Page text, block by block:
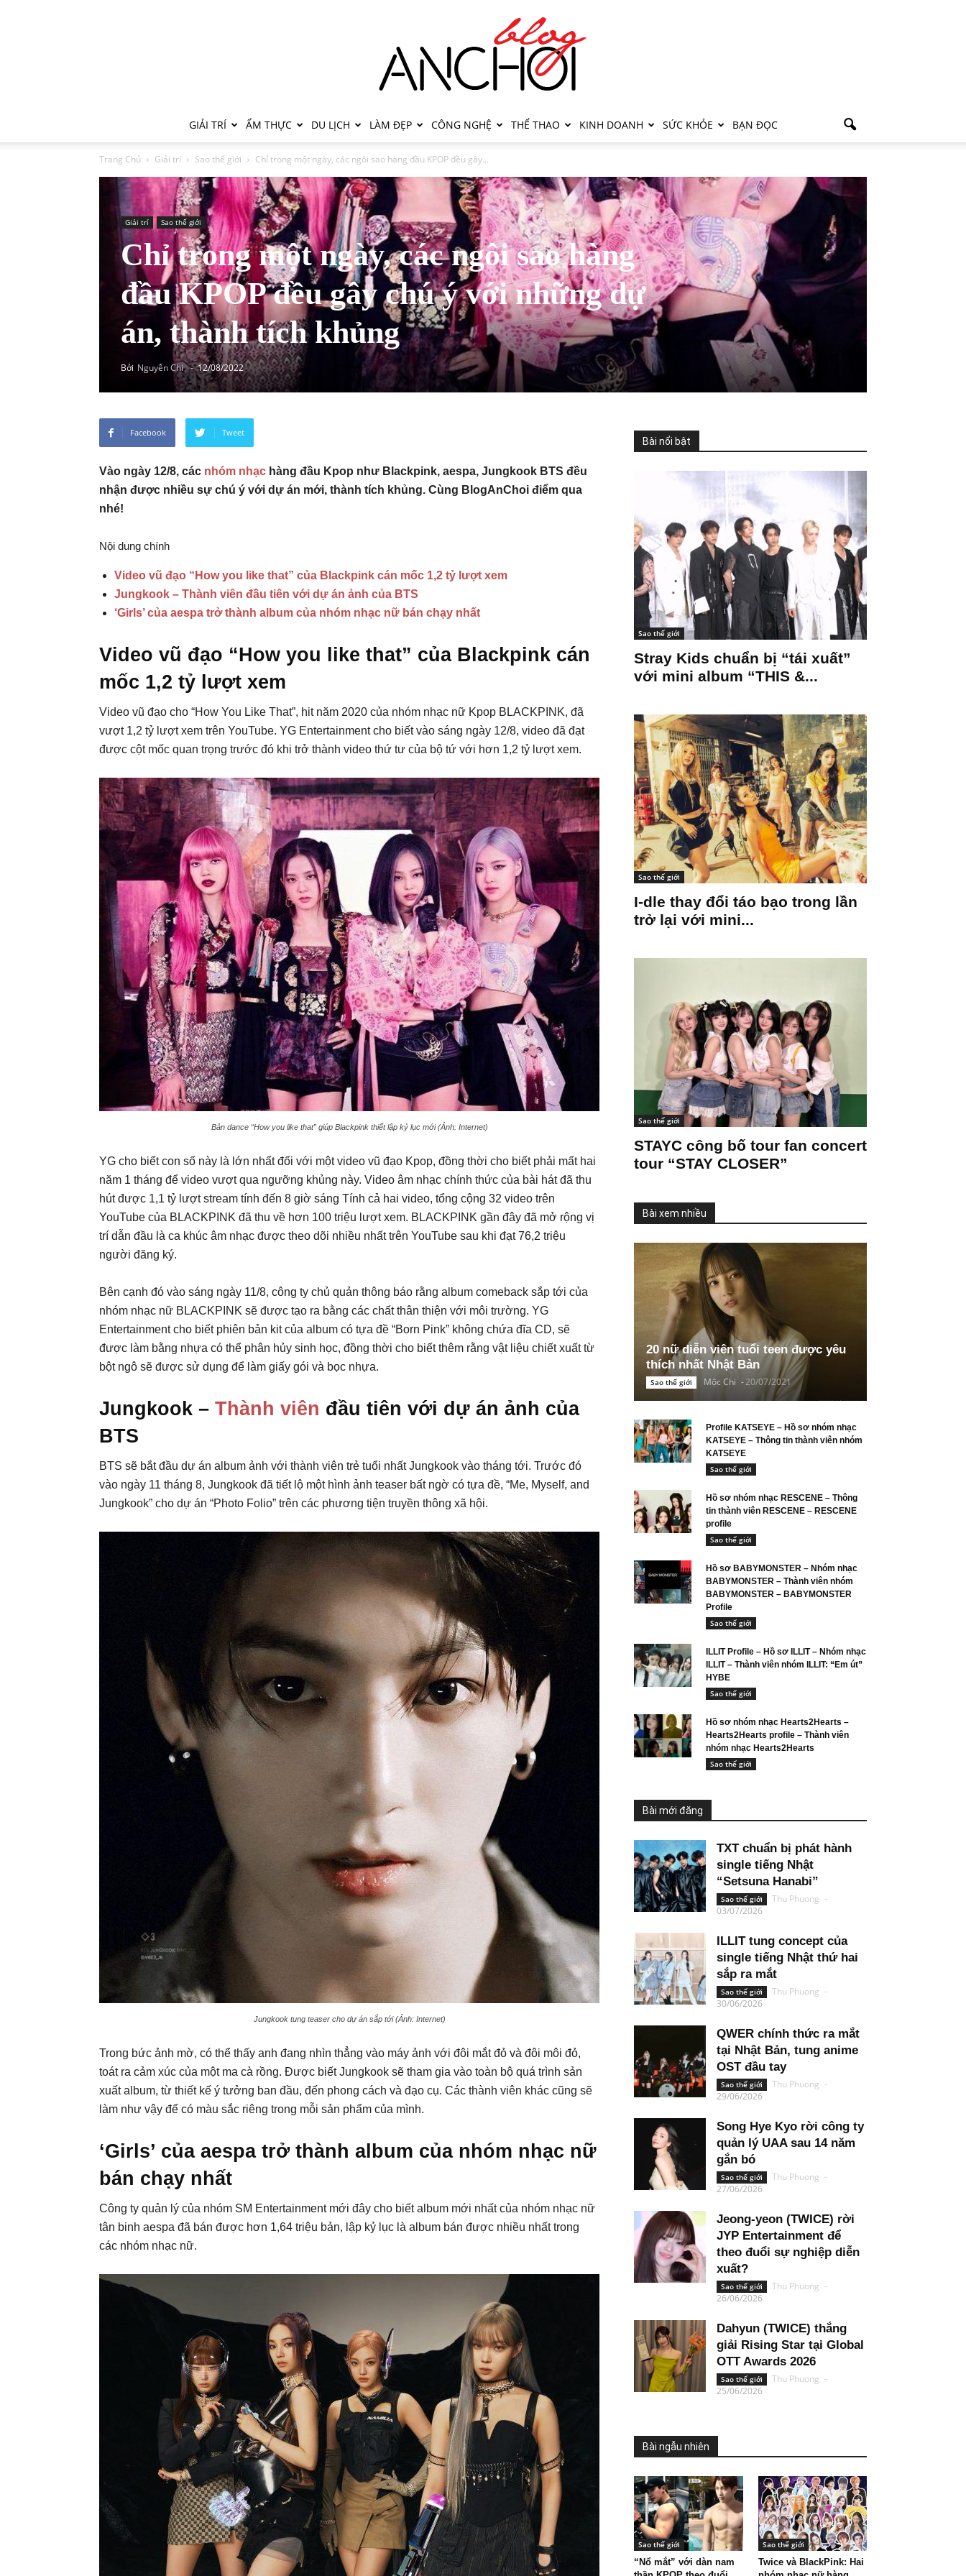
GIẢI TRÍ ẨM THỰC DU LỊCH LÀM ĐẸP CÔNG NGHỆ THỂ THAO KINH DOANH SỨC KHỎE BẠN ĐỌC
Trang Chủ Giải trí Sao thế giới Chỉ trong một ngày, các ngôi sao hàng đầu KPOP đều gây...
Giải trí Sao thế giới
Chỉ trong một ngày, các ngôi sao hàng
đầu KPOP đều gây chú ý với những dự
án, thành tích khủng
Bởi Nguyễn Chi - 12/08/2022
Facebook Tweet
Vào ngày 12/8, các nhóm nhạc hàng đầu Kpop như Blackpink, aespa, Jungkook BTS đều
nhận được nhiều sự chú ý với dự án mới, thành tích khủng. Cùng BlogAnChoi điểm qua
nhé!
Nội dung chính
Video vũ đạo “How you like that” của Blackpink cán mốc 1,2 tỷ lượt xem
Jungkook – Thành viên đầu tiên với dự án ảnh của BTS
‘Girls’ của aespa trở thành album của nhóm nhạc nữ bán chạy nhất
Video vũ đạo “How you like that” của Blackpink cán
mốc 1,2 tỷ lượt xem
Video vũ đạo cho “How You Like That”, hit năm 2020 của nhóm nhạc nữ Kpop BLACKPINK, đã
vượt 1,2 tỷ lượt xem trên YouTube. YG Entertainment cho biết vào sáng ngày 12/8, video đã đạt
được cột mốc quan trọng trước đó khi trở thành video thứ tư của bộ tứ với hơn 1,2 tỷ lượt xem.
Bản dance “How you like that” giúp Blackpink thiết lập kỷ lục mới (Ảnh: Internet)
YG cho biết con số này là lớn nhất đối với một video vũ đạo Kpop, đồng thời cho biết phải mất hai
năm 1 tháng để video vượt qua ngưỡng khủng này. Video âm nhạc chính thức của bài hát đã thu
hút được 1,1 tỷ lượt stream tính đến 8 giờ sáng Tính cả hai video, tổng cộng 32 video trên
YouTube của BLACKPINK đã thu về hơn 100 triệu lượt xem. BLACKPINK gần đây đã mở rộng vị
trí dẫn đầu là ca khúc âm nhạc được theo dõi nhiều nhất trên YouTube sau khi đạt 76,2 triệu
người đăng ký.
Bên cạnh đó vào sáng ngày 11/8, công ty chủ quản thông báo rằng album comeback sắp tới của
nhóm nhạc nữ BLACKPINK sẽ được tạo ra bằng các chất thân thiện với môi trường. YG
Entertainment cho biết phiên bản kit của album có tựa đề “Born Pink” không chứa đĩa CD, sẽ
được làm bằng nhựa có thể phân hủy sinh học, đồng thời cho biết thêm rằng vật liệu chiết xuất từ ​​
bột ngô sẽ được sử dụng để làm giấy gói và bọc nhựa.
Jungkook – Thành viên đầu tiên với dự án ảnh của
BTS
BTS sẽ bắt đầu dự án album ảnh với thành viên trẻ tuổi nhất Jungkook vào tháng tới. Trước đó
vào ngày 11 tháng 8, Jungkook đã tiết lộ một hình ảnh teaser bất ngờ có tựa đề, “Me, Myself, and
Jungkook” cho dự án “Photo Folio” trên các phương tiện truyền thông xã hội.
Jungkook tung teaser cho dự án sắp tới (Ảnh: Internet)
Trong bức ảnh mờ, có thể thấy anh đang nhìn thẳng vào máy ảnh với đôi mắt đỏ và đôi môi đỏ,
toát ra cảm xúc của một ma cà rồng. Được biết Jungkook sẽ tham gia vào toàn bộ quá trình sản
xuất album, từ thiết kế ý tưởng ban đầu, đến phong cách và đạo cụ. Các thành viên khác cũng sẽ
làm như vậy để có màu sắc riêng trong mỗi sản phẩm của mình.
‘Girls’ của aespa trở thành album của nhóm nhạc nữ
bán chạy nhất
Công ty quản lý của nhóm SM Entertainment mới đây cho biết album mới nhất của nhóm nhạc nữ
tân binh aespa đã bán được hơn 1,64 triệu bản, lập kỷ lục là album bán được nhiều nhất trong
các nhóm nhạc nữ.
Bài nổi bật
Sao thế giới
Stray Kids chuẩn bị “tái xuất”
với mini album “THIS &...
Sao thế giới
I-dle thay đổi táo bạo trong lần
trở lại với mini...
Sao thế giới
STAYC công bố tour fan concert
tour “STAY CLOSER”
Bài xem nhiều
20 nữ diễn viên tuổi teen được yêu
thích nhất Nhật Bản
Sao thế giới Mộc Chi -20/07/2021
Profile KATSEYE – Hồ sơ nhóm nhạc
KATSEYE – Thông tin thành viên nhóm
KATSEYE
Sao thế giới
Hồ sơ nhóm nhạc RESCENE – Thông
tin thành viên RESCENE – RESCENE
profile
Sao thế giới
Hồ sơ BABYMONSTER – Nhóm nhạc
BABYMONSTER – Thành viên nhóm
BABYMONSTER – BABYMONSTER
Profile
Sao thế giới
ILLIT Profile – Hồ sơ ILLIT – Nhóm nhạc
ILLIT – Thành viên nhóm ILLIT: “Em út”
HYBE
Sao thế giới
Hồ sơ nhóm nhạc Hearts2Hearts –
Hearts2Hearts profile – Thành viên
nhóm nhạc Hearts2Hearts
Sao thế giới
Bài mới đăng
TXT chuẩn bị phát hành
single tiếng Nhật
“Setsuna Hanabi”
Sao thế giới Thu Phuong -
03/07/2026
ILLIT tung concept của
single tiếng Nhật thứ hai
sắp ra mắt
Sao thế giới Thu Phuong -
30/06/2026
QWER chính thức ra mắt
tại Nhật Bản, tung anime
OST đầu tay
Sao thế giới Thu Phuong -
29/06/2026
Song Hye Kyo rời công ty
quản lý UAA sau 14 năm
gắn bó
Sao thế giới Thu Phuong -
27/06/2026
Jeong-yeon (TWICE) rời
JYP Entertainment để
theo đuổi sự nghiệp diễn
xuất?
Sao thế giới Thu Phuong -
26/06/2026
Dahyun (TWICE) thắng
giải Rising Star tại Global
OTT Awards 2026
Sao thế giới Thu Phuong -
25/06/2026
Bài ngẫu nhiên
Sao thế giới
“Nổ mắt” với dàn nam
Sao thế giới
Twice và BlackPink: Hai